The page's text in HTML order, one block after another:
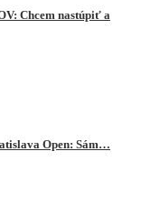
Chcem nastúpiť a
Open: Sám…